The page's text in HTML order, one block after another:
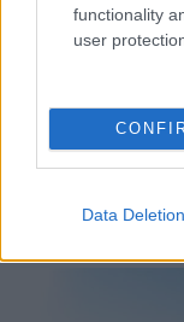
functionality
user
Data Deletion